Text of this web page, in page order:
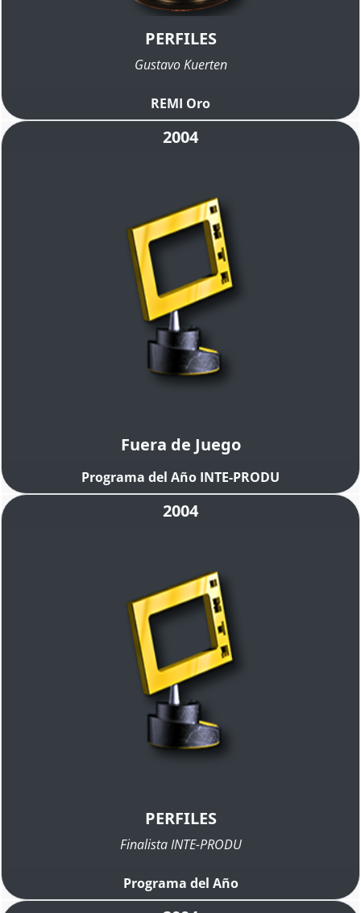
PERFILES
Gustavo Kuerten
REMI Oro
2004
Fuera de Juego
Programa del Año INTE-PRODU
2004
PERFILES
Finalista INTE-PRODU
Programa del Año